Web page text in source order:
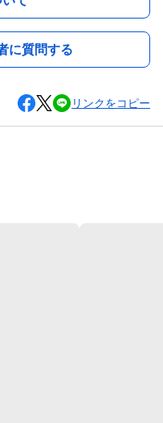
に質問する
リンクをコピー